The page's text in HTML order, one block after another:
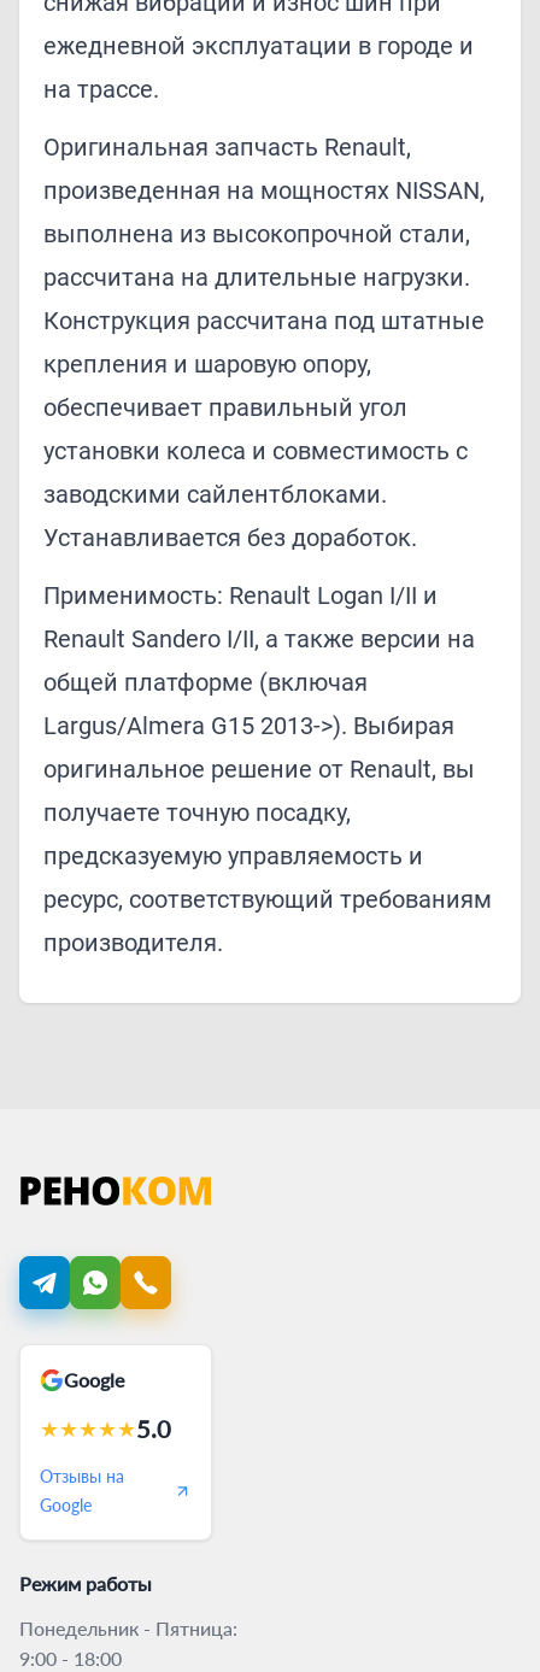
ежедневной эксплуатации в городе и
на трассе.
Оригинальная запчасть Renault,
произведенная на мощностях NISSAN,
выполнена из высокопрочной стали,
рассчитана на длительные нагрузки.
Конструкция рассчитана под штатные
крепления и шаровую опору,
обеспечивает правильный угол
установки колеса и совместимость с
заводскими сайлентблоками.
Устанавливается без доработок.
Применимость: Renault Logan I/II и
Renault Sandero I/II, а также версии на
общей платформе (включая
Largus/Almera G15 2013->). Выбирая
оригинальное решение от Renault, вы
получаете точную посадку,
предсказуемую управляемость и
ресурс, соответствующий требованиям
производителя.
Google
★★★★★5.0
Отзывы на
Google
Режим работы
Понедельник - Пятница:
9:00 - 18:00